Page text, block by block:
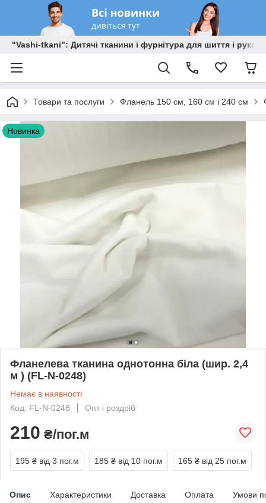
"Vashi-tkani": Дитячі тканини і фурнітура для шиття і
Товари та послуги Фланель 150 см, 160 см і 240 см
Новинка
Фланелева тканина однотонна біла (шир. 2,4
м ) (FL-N-0248)
Немає в наявності
Код: FL-N-0248
Опт і роздріб
210 ₴/пог.м
195 ₴ від 3 пог.м 185 ₴ від 10 пог.м 165 ₴ від 25 пог.м
Опис Характеристики Доставка Оплата Умови